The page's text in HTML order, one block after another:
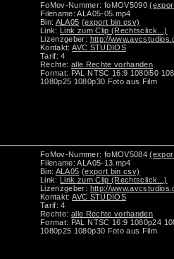
FoMov-Nummer: foMOV5090
Filename: ALA05-05.mp4
Bin: ALA05 (export bin csv)
Link: Link zum Clip (Rechtsclick...)
Lizenzgeber: http://
Kontakt:AVC STUDIOS
Tarif: 4
Rechte: alle Rechte vorhanden
Format: PAL NTSC 16:9 1080i50
1080p25 1080p30 Foto aus Film
FoMov-Nummer: foMOV5084
Filename: ALA05-13.mp4
Bin: ALA05 (export bin csv)
Link: Link zum Clip (Rechtsclick...)
Lizenzgeber: http://
Kontakt:AVC STUDIOS
Tarif: 4
Rechte: alle Rechte vorhanden
Format: PAL NTSC 16:9 1080p24
1080p25 1080p30 Foto aus Film